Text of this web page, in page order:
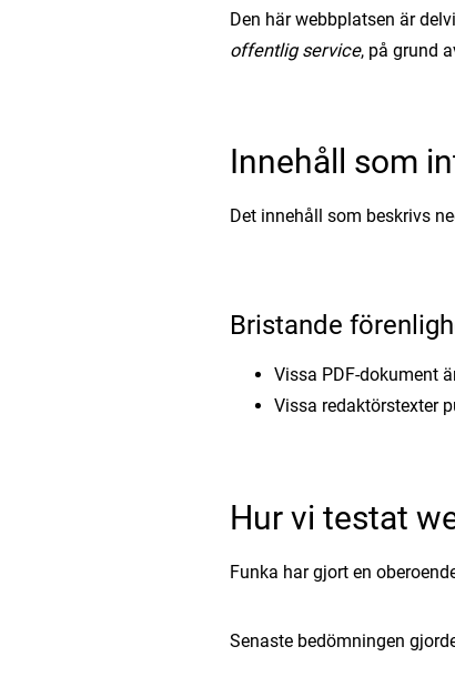
Den här webbplatsen är
offentlig service, på grund
Innehåll som
Det innehåll som beskrivs
Bristande
Vissa PDF-dokument
Vissa redaktörstexter
Hur vi testat
Funka har gjort en
Senaste bedömningen